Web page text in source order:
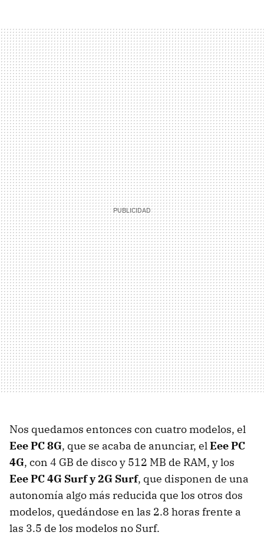
Nos quedamos entonces con cuatro modelos, el
Eee PC 8G, que se acaba de anunciar, elEee PC
4G, con 4 GB de disco y 512 MB de RAM, y los
Eee PC 4G Surf y 2G Surf, que disponen de una
autonomía algo más reducida que los otros dos
modelos, quedándose en las 2.8 horas frente a
las 3.5 de los modelos no Surf.